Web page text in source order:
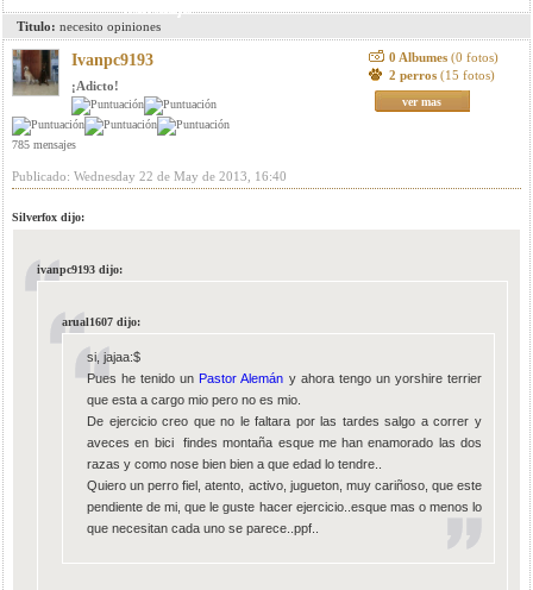
mensaje
Titulo: necesito opiniones
Ivanpc9193
¡Adicto!
785 mensajes
0 Albumes (0 fotos)
2 perros (15 fotos)
ver mas
Publicado: Wednesday 22 de May de 2013, 16:40
Silverfox dijo:
ivanpc9193 dijo:
arual1607 dijo:
si, jajaa:$
Pues he tenido un Pastor Alemán y ahora tengo un yorshire terrier
que esta a cargo mio pero no es mio.
De ejercicio creo que no le faltara por las tardes salgo a correr y
aveces en bici findes montaña esque me han enamorado las dos
razas y como nose bien bien a que edad lo tendre..
Quiero un perro fiel, atento, activo, jugueton, muy cariñoso, que este
pendiente de mi, que le guste hacer ejercicio..esque mas o menos lo
que necesitan cada uno se parece..ppf..